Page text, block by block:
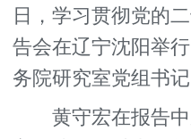
日，学习贯彻党的
告会在辽宁沈阳举
务院研究室党组书
黄守宏在报告中